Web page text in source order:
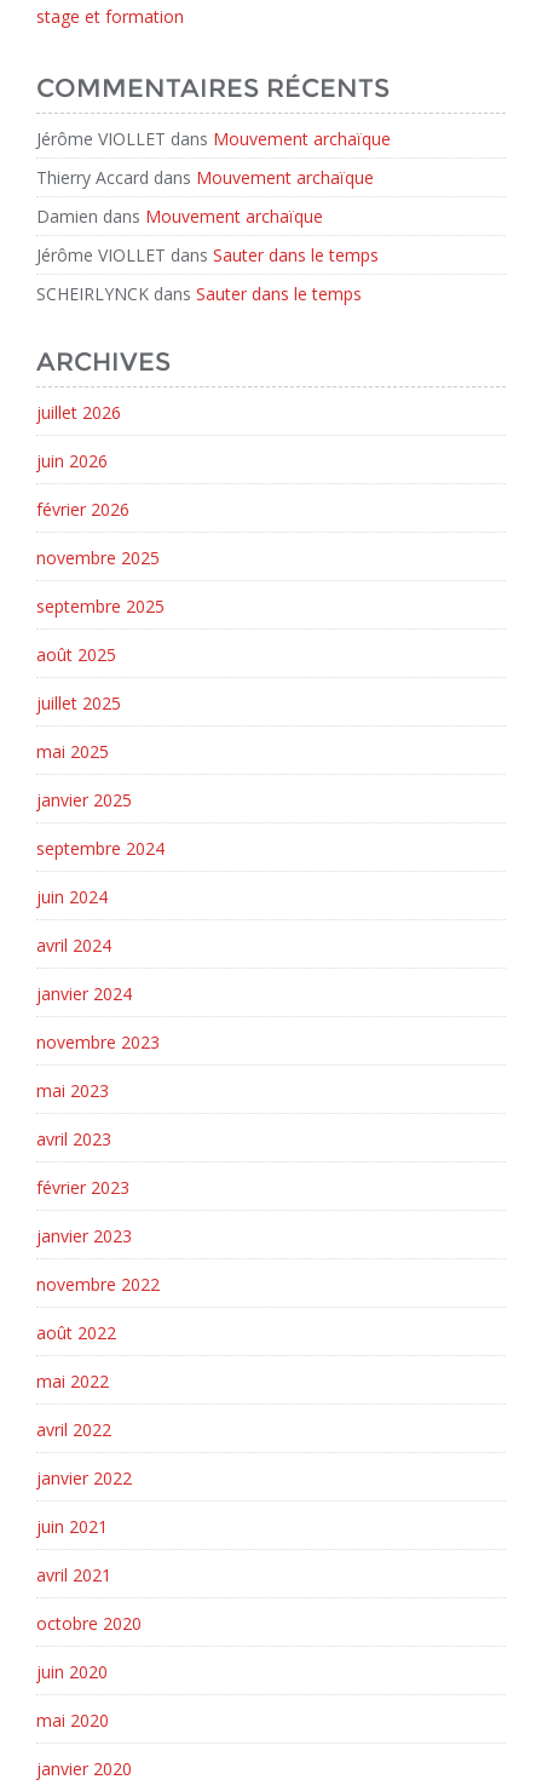
stage et formation
COMMENTAIRES RÉCENTS
Jérôme VIOLLET dans Mouvement archaïque
Thierry Accard dans Mouvement archaïque
Damien dans Mouvement archaïque
Jérôme VIOLLET dans Sauter dans le temps
SCHEIRLYNCK dans Sauter dans le temps
ARCHIVES
juillet 2026
juin 2026
février 2026
novembre 2025
septembre 2025
août 2025
juillet 2025
mai 2025
janvier 2025
septembre 2024
juin 2024
avril 2024
janvier 2024
novembre 2023
mai 2023
avril 2023
février 2023
janvier 2023
novembre 2022
août 2022
mai 2022
avril 2022
janvier 2022
juin 2021
avril 2021
octobre 2020
juin 2020
mai 2020
janvier 2020